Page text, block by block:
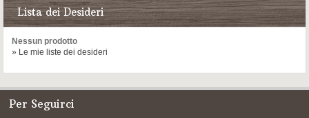
Lista dei Desideri
Nessun prodotto
» Le mie liste dei desideri
Per Seguirci